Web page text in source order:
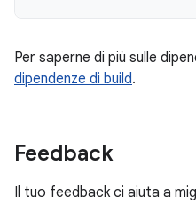
Per saperne di più sulle
dipendenze di build.
Feedback
Il tuo feedback ci aiuta a